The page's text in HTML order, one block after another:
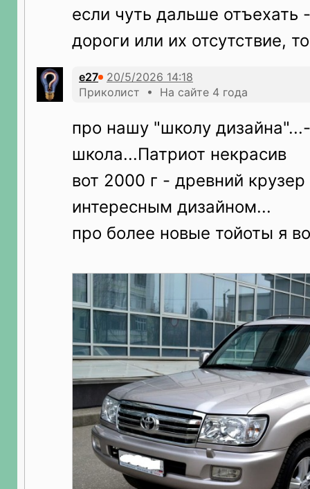
если чуть дальше отъехать
дороги или их отсутствие,
е27
Приколист • На сайте 4 года
про нашу "школу
школа...Патриот некрасив
вот 2000 г - древний
интересным дизайном...
про более новые тойоты я